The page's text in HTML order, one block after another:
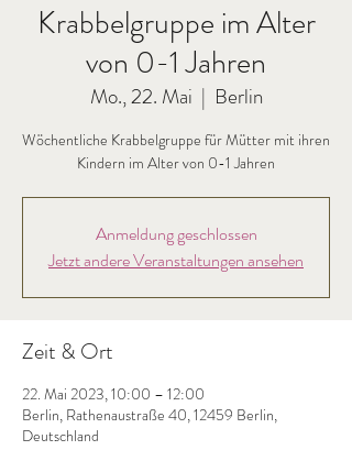
Krabbelgruppe im Alter
von 0-1 Jahren
Mo., 22. Mai
  |
Berlin
Wöchentliche Krabbelgruppe für Mütter mit ihren
Kindern im Alter von 0-1 Jahren
Anmeldung geschlossen
Jetzt andere Veranstaltungen ansehen
Zeit & Ort
22. Mai 2023, 10:00 – 12:00
Berlin, Rathenaustraße 40, 12459 Berlin,
Deutschland